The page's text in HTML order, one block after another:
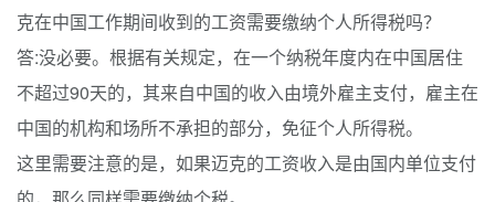
克在中国工作期间收到的工资需要缴纳个人所得税吗？
答:没必要。根据有关规定，在一个纳税年度内在中国居住
不超过90天的，其来自中国的收入由境外雇主支付，雇主在
中国的机构和场所不承担的部分，免征个人所得税。
这里需要注意的是，如果迈克的工资收入是由国内单位支付